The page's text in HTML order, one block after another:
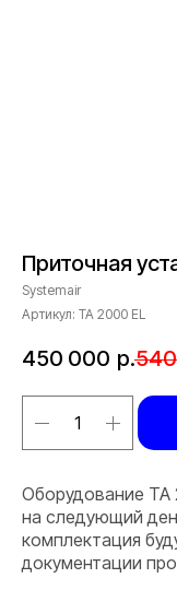
Приточная
Systemair
Артикул: TA 2000 EL
450 000 р.
Оборудование TA
на следующий
комплектация
документации